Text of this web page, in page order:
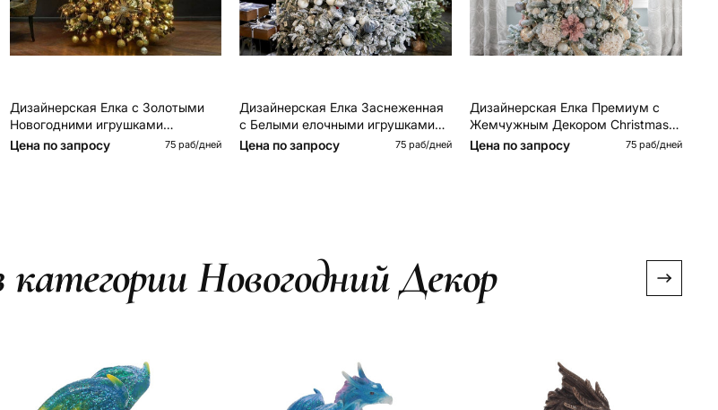
Дизайнерская Елка с Золотыми
Новогодними игрушками
Christmas Tree Golden Stars
Цена по запросу 75 раб/дней
Дизайнерская Елка Заснеженная
с Белыми елочными игрушками
Christmas Tree White Hoarfrost
Цена по запросу 75 раб/дней
Дизайнерская Елка Премиум с
Жемчужным Декором Christmas
Tree Pearl
Цена по запросу 75 раб/дней
категории Новогодний Декор